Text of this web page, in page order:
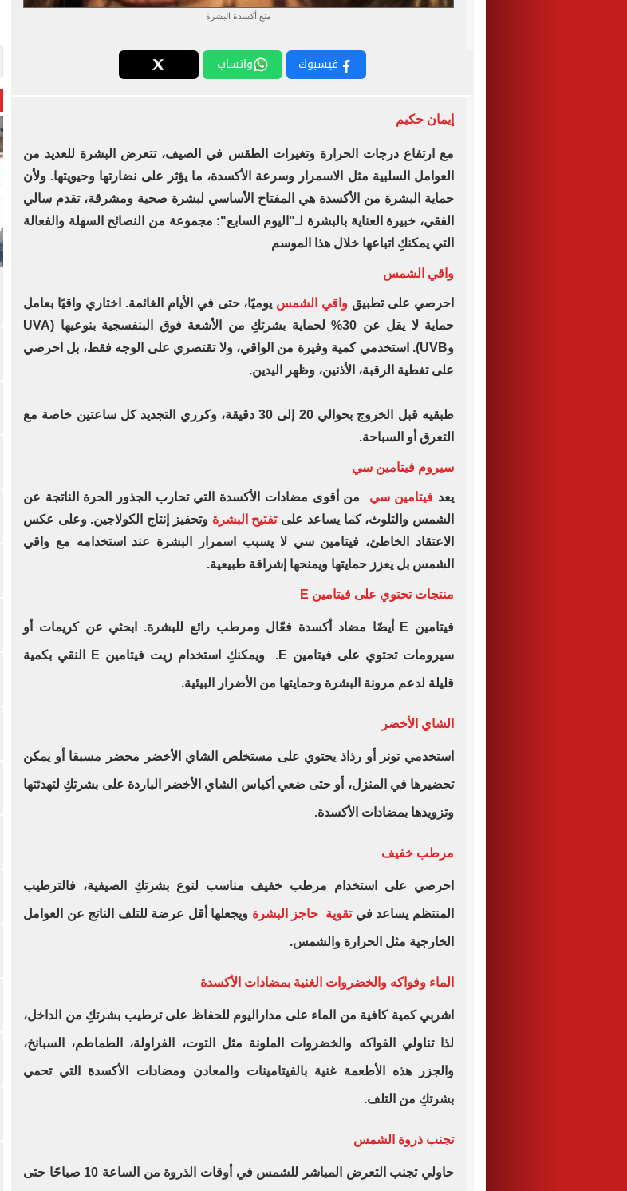
منع أكسدة البشرة
فيسبوك واتساب
إيمان حكيم
مع ارتفاع درجات الحرارة وتغيرات الطقس في الصيف، تتعرض البشرة للعديد من
العوامل السلبية مثل الاسمرار وسرعة الأكسدة، ما يؤثر على نضارتها وحيويتها. ولأن
حماية البشرة من الأكسدة هي المفتاح الأساسي لبشرة صحية ومشرقة، تقدم سالي
الفقي، خبيرة العناية بالبشرة لـ"اليوم السابع": مجموعة من النصائح السهلة والفعالة
التي يمكنكِ اتباعها خلال هذا الموسم
واقي الشمس
احرصي على تطبيق واقي الشمس يوميًا، حتى في الأيام الغائمة. اختاري واقيًا بعامل
حماية لا يقل عن 30% لحماية بشرتكِ من الأشعة فوق البنفسجية بنوعيها (UVA
وUVB). استخدمي كمية وفيرة من الواقي، ولا تقتصري على الوجه فقط، بل احرصي
على تغطية الرقبة، الأذنين، وظهر اليدين.
طبقيه قبل الخروج بحوالي 20 إلى 30 دقيقة، وكرري التجديد كل ساعتين خاصة مع
التعرق أو السباحة.
سيروم فيتامين سي
يعد فيتامين سي
من أقوى مضادات الأكسدة التي تحارب الجذور الحرة الناتجة عن
الشمس والتلوث، كما يساعد علىتفتيح البشرة وتحفيز إنتاج الكولاجين. وعلى عكس
الاعتقاد الخاطئ، فيتامين سي لا يسبب اسمرار البشرة عند استخدامه مع واقي
الشمس بل يعزز حمايتها ويمنحها إشراقة طبيعية.
منتجات تحتوي على فيتامين E
فيتامين E أيضًا مضاد أكسدة فعّال ومرطب رائع للبشرة. ابحثي عن كريمات أو
سيرومات تحتوي على فيتامين E. ويمكنكِ استخدام زيت فيتامين E النقي بكمية
قليلة لدعم مرونة البشرة وحمايتها من الأضرار البيئية.
الشاي الأخضر
استخدمي تونر أو رذاذ يحتوي على مستخلص الشاي الأخضر محضر مسبقا أو يمكن
تحضيرها في المنزل، أو حتى ضعي أكياس الشاي الأخضر الباردة على بشرتكِ لتهدئتها
وتزويدها بمضادات الأكسدة.
مرطب خفيف
احرصي على استخدام مرطب خفيف مناسب لنوع بشرتكِ الصيفية، فالترطيب
المنتظم يساعد فيتقوية حاجز البشرة ويجعلها أقل عرضة للتلف الناتج عن العوامل
الخارجية مثل الحرارة والشمس.
الماء وفواكه والخضروات الغنية بمضادات الأكسدة
اشربي كمية كافية من الماء على مداراليوم للحفاظ على ترطيب بشرتكِ من الداخل،
لذا تناولي الفواكه والخضروات الملونة مثل التوت، الفراولة، الطماطم، السبانخ،
والجزر هذه الأطعمة غنية بالفيتامينات والمعادن ومضادات الأكسدة التي تحمي
بشرتكِ من التلف.
تجنب ذروة الشمس
حاولي تجنب التعرض المباشر للشمس في أوقات الذروة من الساعة 10 صباحًا حتى